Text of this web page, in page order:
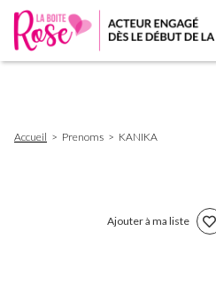
d'Ariane
Accueil Prenoms KANIKA
Ajouter à ma liste